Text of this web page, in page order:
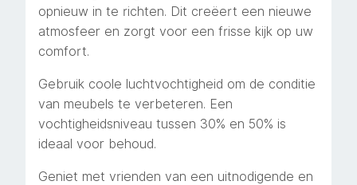
opnieuw in te richten. Dit creëert een nieuwe
atmosfeer en zorgt voor een frisse kijk op uw
comfort.
Gebruik coole luchtvochtigheid om de conditie
van meubels te verbeteren. Een
vochtigheidsniveau tussen 30% en 50% is
ideaal voor behoud.
Geniet met vrienden van een uitnodigende en